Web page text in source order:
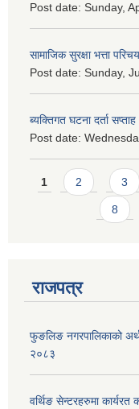
Post date: Sunday,
सामाजिक सुरक्षा भत्ता
Post date: Sunday,
ब्यक्तिगत घटना दर्ता सप्ताह
Post date:
Pages
1 2 3
8
राजपत्र
फुङलिङ नगरपालिकाको अर्थ
२०८३
वर्थिङ सेन्टरहरुमा कार्यरत